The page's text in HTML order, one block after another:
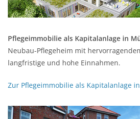
Pflegeimmobilie als Kapitalanlage in
Neubau-Pflegeheim mit
langfristige und hohe Einnahmen.
Zur Pflegeimmobilie als Kapitalanlage